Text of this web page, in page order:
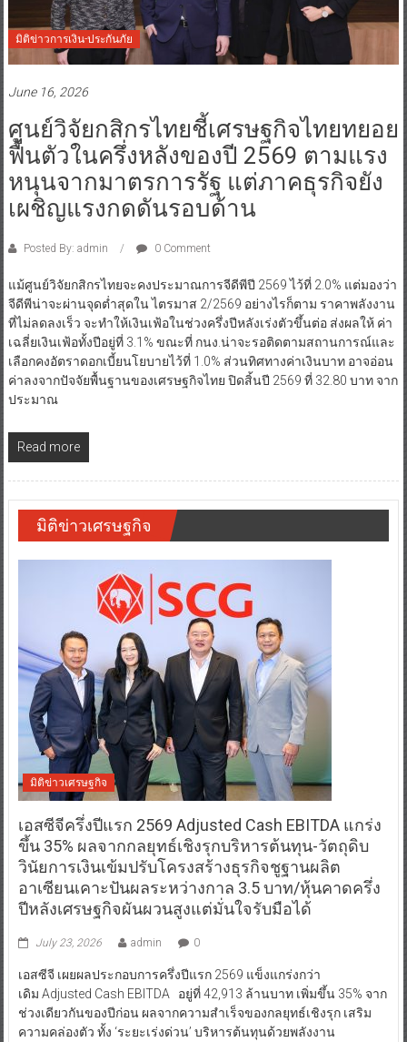
มิติข่าวการเงิน-ประกันภัย
June 16, 2026
ศูนย์วิจัยกสิกรไทยชี้เศรษฐกิจไทยทยอย
ฟื้นตัวในครึ่งหลังของปี 2569 ตามแรง
หนุนจากมาตรการรัฐ แต่ภาคธุรกิจยัง
เผชิญแรงกดดันรอบด้าน
Posted By: admin 0 Comment
แม้ศูนย์วิจัยกสิกรไทยจะคงประมาณการจีดีพีปี 2569 ไว้ที่ 2.0% แต่มองว่า
จีดีพีน่าจะผ่านจุดต่ำสุดใน ไตรมาส 2/2569 อย่างไรก็ตาม ราคาพลังงาน
ที่ไม่ลดลงเร็ว จะทำให้เงินเฟ้อในช่วงครึ่งปีหลังเร่งตัวขึ้นต่อ ส่งผลให้ ค่า
เฉลี่ยเงินเฟ้อทั้งปีอยู่ที่ 3.1% ขณะที่ กนง.น่าจะรอติดตามสถานการณ์และ
เลือกคงอัตราดอกเบี้ยนโยบายไว้ที่ 1.0% ส่วนทิศทางค่าเงินบาท อาจอ่อน
ค่าลงจากปัจจัยพื้นฐานของเศรษฐกิจไทย ปิดสิ้นปี 2569 ที่ 32.80 บาท จาก
ประมาณ
Read more
มิติข่าวเศรษฐกิจ
มิติข่าวเศรษฐกิจ
เอสซีจีครึ่งปีแรก 2569 Adjusted Cash EBITDA แกร่ง
ขึ้น 35% ผลจากกลยุทธ์เชิงรุกบริหารต้นทุน-วัตถุดิบ
วินัยการเงินเข้มปรับโครงสร้างธุรกิจชูฐานผลิต
อาเซียนเคาะปันผลระหว่างกาล 3.5 บาท/หุ้นคาดครึ่ง
ปีหลังเศรษฐกิจผันผวนสูงแต่มั่นใจรับมือได้
July 23, 2026 admin 0
เอสซีจี เผยผลประกอบการครึ่งปีแรก 2569 แข็งแกร่งกว่า
เดิม Adjusted Cash EBITDA อยู่ที่ 42,913 ล้านบาท เพิ่มขึ้น 35% จาก
ช่วงเดียวกันของปีก่อน ผลจากความสำเร็จของกลยุทธ์เชิงรุก เสริม
ความคล่องตัว ทั้ง ‘ระยะเร่งด่วน’ บริหารต้นทุนด้วยพลังงาน